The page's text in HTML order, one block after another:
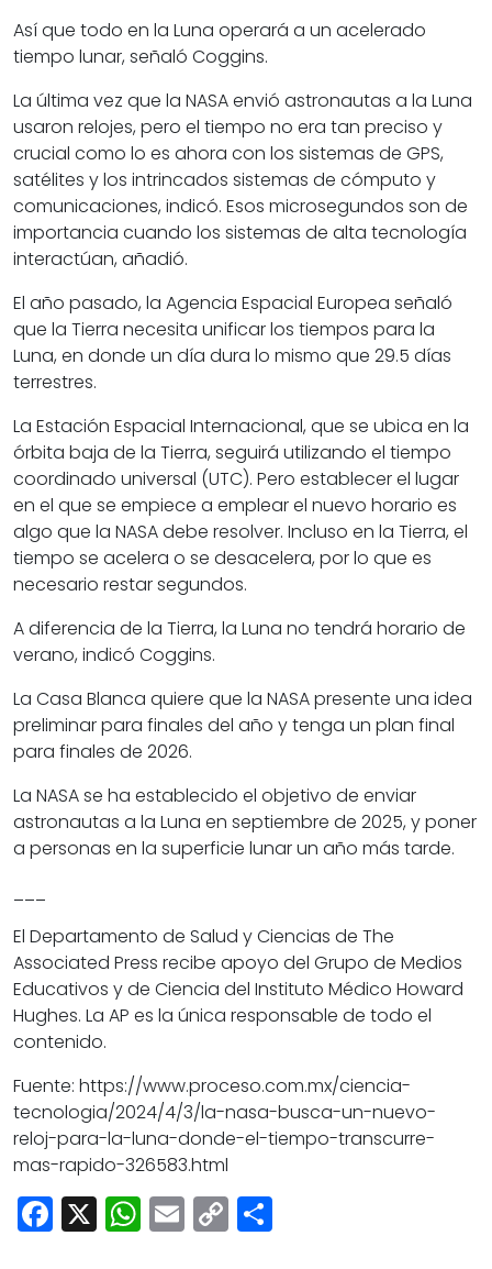
Así que todo en la Luna operará a un acelerado
tiempo lunar, señaló Coggins.
La última vez que la NASA envió astronautas a la Luna
usaron relojes, pero el tiempo no era tan preciso y
crucial como lo es ahora con los sistemas de GPS,
satélites y los intrincados sistemas de cómputo y
comunicaciones, indicó. Esos microsegundos son de
importancia cuando los sistemas de alta tecnología
interactúan, añadió.
El año pasado, la Agencia Espacial Europea señaló
que la Tierra necesita unificar los tiempos para la
Luna, en donde un día dura lo mismo que 29.5 días
terrestres.
La Estación Espacial Internacional, que se ubica en la
órbita baja de la Tierra, seguirá utilizando el tiempo
coordinado universal (UTC). Pero establecer el lugar
en el que se empiece a emplear el nuevo horario es
algo que la NASA debe resolver. Incluso en la Tierra, el
tiempo se acelera o se desacelera, por lo que es
necesario restar segundos.
A diferencia de la Tierra, la Luna no tendrá horario de
verano, indicó Coggins.
La Casa Blanca quiere que la NASA presente una idea
preliminar para finales del año y tenga un plan final
para finales de 2026.
La NASA se ha establecido el objetivo de enviar
astronautas a la Luna en septiembre de 2025, y poner
a personas en la superficie lunar un año más tarde.
El Departamento de Salud y Ciencias de The
Associated Press recibe apoyo del Grupo de Medios
Educativos y de Ciencia del Instituto Médico Howard
Hughes. La AP es la única responsable de todo el
contenido.
Fuente: https://www.proceso.com.mx/ciencia-
tecnologia/2024/4/3/la-nasa-busca-un-nuevo-
reloj-para-la-luna-donde-el-tiempo-transcurre-
mas-rapido-326583.html
Facebook
X WhatsApp
Email
Copy
Link